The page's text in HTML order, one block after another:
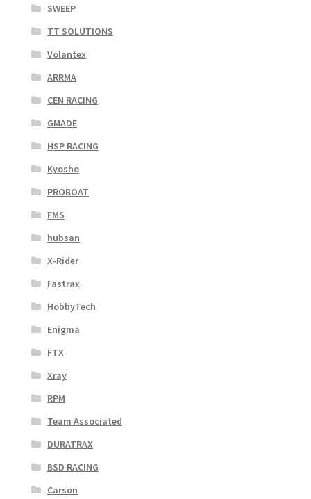
SWEEP
TT SOLUTIONS
Volantex
ARRMA
CEN RACING
GMADE
HSP RACING
Kyosho
PROBOAT
FMS
hubsan
X-Rider
Fastrax
HobbyTech
Enigma
FTX
Xray
RPM
Team Associated
DURATRAX
BSD RACING
Carson